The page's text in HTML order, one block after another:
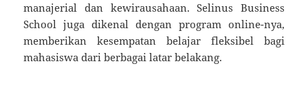
manajerial dan kewirausahaan. Selinus Business
School juga dikenal dengan program online-nya,
memberikan kesempatan belajar fleksibel bagi
mahasiswa dari berbagai latar belakang.